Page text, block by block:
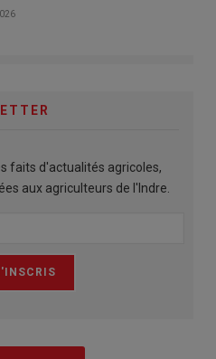
faits d'actualités agricoles,
aux agriculteurs de l'Indre.